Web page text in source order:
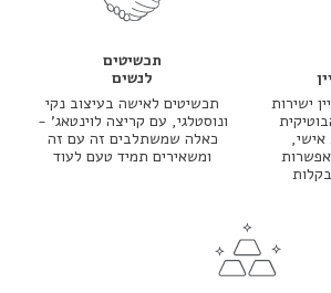
תכשיטים
לנשים
תכשיטים לאישה בעיצוב נקי
ונוסטלגי, עם קריצה לוינטאג' -
כאלה שמשתלבים זה עם זה
ומשאירים תמיד טעם לעוד
ישירות